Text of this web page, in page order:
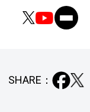
SHARE：